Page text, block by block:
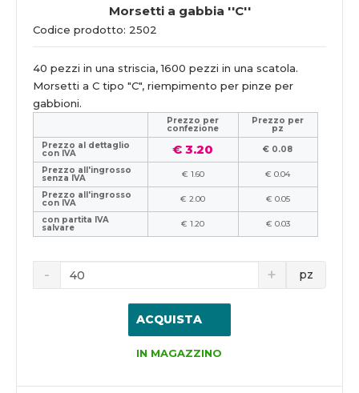
Morsetti a gabbia ''C''
Codice prodotto: 2502
40 pezzi in una striscia, 1600 pezzi in una scatola.
Morsetti a C tipo "C", riempimento per pinze per
gabbioni.
Prezzo per
confezione
Prezzo per
pz
Prezzo al dettaglio
con IVA € 3.20
€ 0.08
Prezzo all'ingrosso
senza IVA € 1.60
€ 0.04
Prezzo all'ingrosso
con IVA € 2.00
€ 0.05
con partita IVA
salvare € 1.20 € 0.03
pz
ACQUISTA
IN MAGAZZINO